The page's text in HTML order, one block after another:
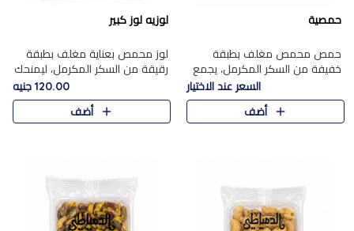
حمصية
حمص محمص مغلف بطبقة
خفيفة من السكر المكرمل، يجمع
بين القرمشة المميزة والطعم
الشرقي الأصيل في واحدة من أشهر
حلويات الموسم.
السعر عند الاختيار
أضف
لوزيه لوز كبير
لوز محمص بعناية مغلف بطبقة
رقيقة من السكر المكرمل، ليمنحك
قرمشة راقية ونكهة غنية تبرز
فخامة اللوز في كل قطعة.
120.00 جنيه
أضف